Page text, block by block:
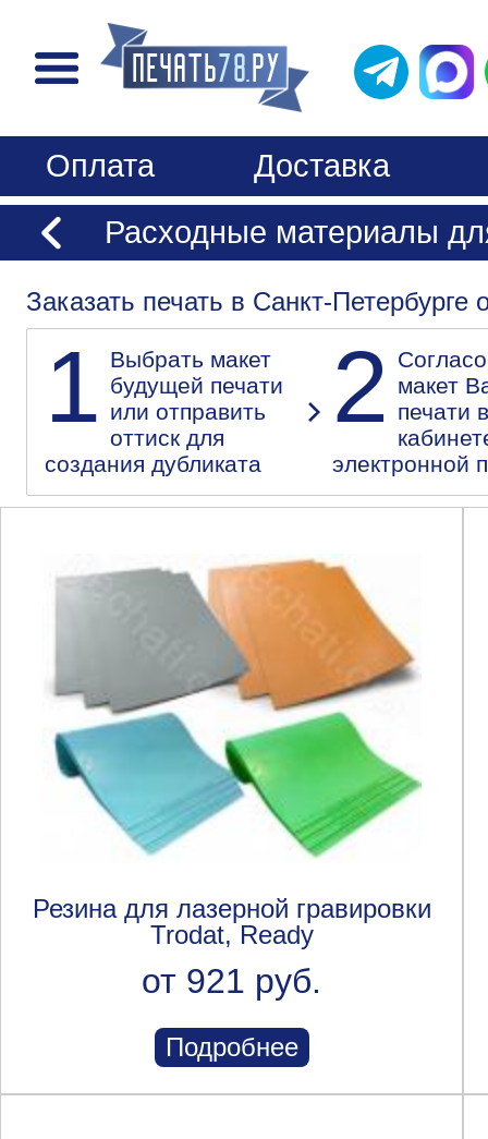
Оплата
Доставка
Расходные материалы
Заказать печать в Санкт-Петербурге
1 Выбрать макет
будущей печати
или отправить
оттиск для
создания дубликата
2
макет
печати
электронной
Резина для лазерной гравировки
Trodat, Ready
от 921 руб.
Подробнее